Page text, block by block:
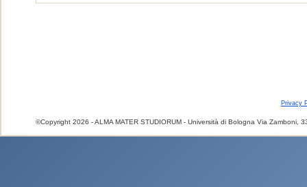
Privacy
©Copyright 2026 - ALMA MATER STUDIORUM - Università di Bologna Via Zamboni,